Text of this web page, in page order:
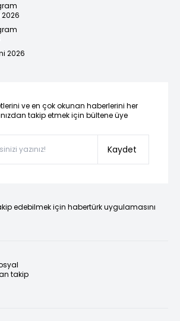
2026
ve en çok okunan haberlerini her
takip etmek için bültene üye
Kaydet
edebilmek için habertürk uygulamasını
takip